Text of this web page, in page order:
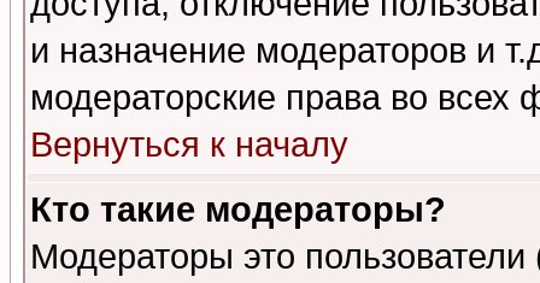
и назначение модераторов и
модераторские права во всех
Вернуться к началу
Кто такие модераторы?
Модераторы это